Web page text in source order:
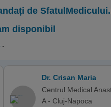
de
disponibil
.
Dr. Crisan Maria
Centrul Medical
A - Cluj-Napoca